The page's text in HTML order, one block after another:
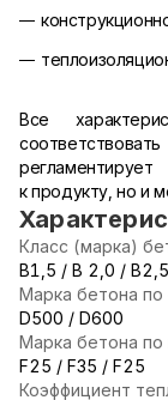
Все
к продукту, но и
Класс (марка)
В1,5 / В 2,0 / В2,5
Марка бетона по
D500 / D600
Марка бетона по
F25 / F35 / F25
Коэффициент